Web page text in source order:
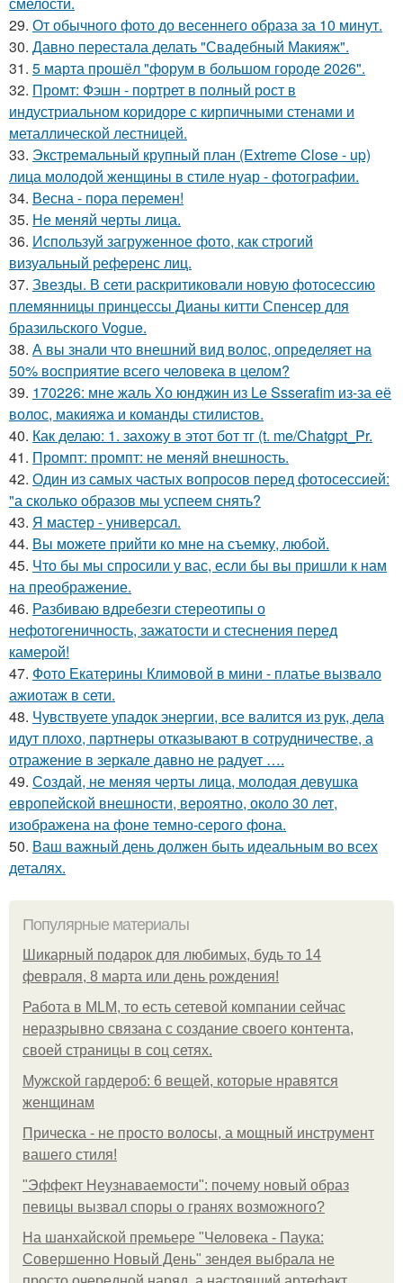
29. От обычного фото до весеннего образа за 10 минут.
30. Давно перестала делать "Свадебный Макияж".
31. 5 марта прошёл "форум в большом городе 2026".
32. Промт: Фэшн - портрет в полный рост в
индустриальном коридоре с кирпичными стенами и
металлической лестницей.
33. Экстремальный крупный план (Extreme Close - up)
лица молодой женщины в стиле нуар - фотографии.
34. Весна - пора перемен!
35. Не меняй черты лица.
36. Используй загруженное фото, как строгий
визуальный референс лиц.
37. Звезды. В сети раскритиковали новую фотосессию
племянницы принцессы Дианы китти Спенсер для
бразильского Vogue.
38. А вы знали что внешний вид волос, определяет на
50% восприятие всего человека в целом?
39. 170226: мне жаль Хо юнджин из Le Ssserafim из-за её
волос, макияжа и команды стилистов.
40. Как делаю: 1. захожу в этот бот тг (t. me/Chatgpt_Pr.
41. Промпт: промпт: не меняй внешность.
42. Один из самых частых вопросов перед фотосессией:
"а сколько образов мы успеем снять?
43. Я мастер - универсал.
44. Вы можете прийти ко мне на съемку, любой.
45. Что бы мы спросили у вас, если бы вы пришли к нам
на преображение.
46. Разбиваю вдребезги стереотипы о
нефотогеничность, зажатости и стеснения перед
камерой!
47. Фото Екатерины Климовой в мини - платье вызвало
ажиотаж в сети.
48. Чувствуете упадок энергии, все валится из рук, дела
идут плохо, партнеры отказывают в сотрудничестве, а
отражение в зеркале давно не радует ….
49. Создай, не меняя черты лица, молодая девушка
европейской внешности, вероятно, около 30 лет,
изображена на фоне темно-серого фона.
50. Ваш важный день должен быть идеальным во всех
деталях.
Популярные материалы
Шикарный подарок для любимых, будь то 14
февраля, 8 марта или день рождения!
Работа в MLM, то есть сетевой компании сейчас
неразрывно связана с создание своего контента,
своей страницы в соц сетях.
Мужской гардероб: 6 вещей, которые нравятся
женщинам
Прическа - не просто волосы, а мощный инструмент
вашего стиля!
"Эффект Неузнаваемости": почему новый образ
певицы вызвал споры о гранях возможного?
На шанхайской премьере "Человека - Паука:
Совершенно Новый День" зендея выбрала не